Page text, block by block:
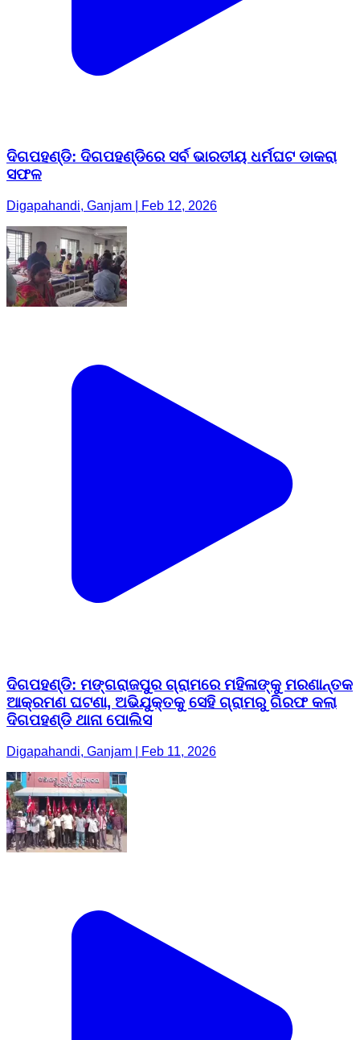
ଦିଗପହଣ୍ଡି: ଦିଗପହଣ୍ଡିରେ ସର୍ବ ଭାରତୀୟ ଧର୍ମଘଟ ଡାକରା
ସଫଳ
Digapahandi, Ganjam | Feb 12, 2026
ଦିଗପହଣ୍ଡି: ମଙ୍ଗରାଜପୁର ଗ୍ରାମରେ ମହିଳାଙ୍କୁ ମରଣାନ୍ତକ
ଆକ୍ରମଣ ଘଟଣା, ଅଭିଯୁକ୍ତକୁ ସେହି ଗ୍ରାମରୁ ଗିରଫ କଲା
ଦିଗପହଣ୍ଡି ଥାନା ପୋଲିସ
Digapahandi, Ganjam | Feb 11, 2026